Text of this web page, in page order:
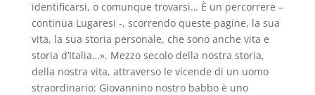
identificarsi, o comunque trovarsi… È un percorrere –
continua Lugaresi -, scorrendo queste pagine, la sua
vita, la sua storia personale, che sono anche vita e
storia d’Italia…». Mezzo secolo della nostra storia,
della nostra vita, attraverso le vicende di un uomo
straordinario: Giovannino nostro babbo è uno